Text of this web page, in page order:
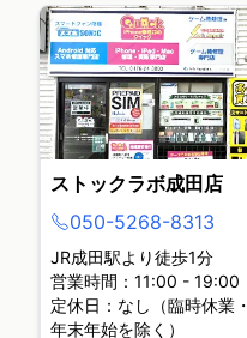
ストックラボ成田店
050-5268-8313
JR成田駅より徒歩1分
営業時間：11:00 - 19:00
定休日：なし（臨時休業・
年末年始を除く）